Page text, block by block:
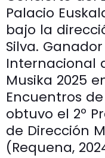
Palacio
bajo la
Silva.
Internacional
Musika 2025
Encuentros
obtuvo el 2º
de Dirección
(Requena,